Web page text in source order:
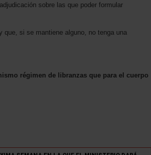
sobre las que poder formular
que, si se mantiene alguno, no tenga una
régimen de libranzas que para el cuerpo